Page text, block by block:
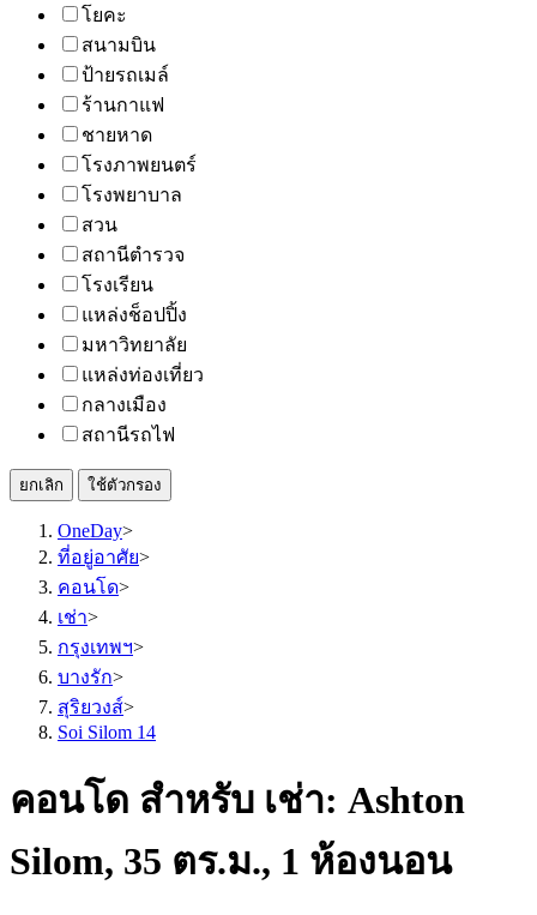
โยคะ
สนามบิน
ป้ายรถเมล์
ร้านกาแฟ
ชายหาด
โรงภาพยนตร์
โรงพยาบาล
สวน
สถานีตำรวจ
โรงเรียน
แหล่งช็อปปิ้ง
มหาวิทยาลัย
แหล่งท่องเที่ยว
กลางเมือง
สถานีรถไฟ
ยกเลิก ใช้ตัวกรอง
OneDay>
ที่อยู่อาศัย>
คอนโด>
เช่า>
กรุงเทพฯ>
บางรัก>
สุริยวงส์>
Soi Silom 14
คอนโด สำหรับ เช่า: Ashton
Silom, 35 ตร.ม., 1 ห้องนอน